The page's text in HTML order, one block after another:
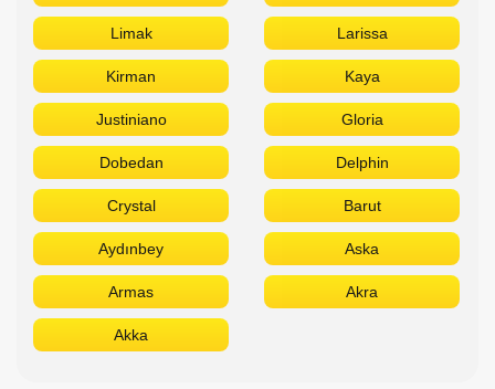
Limak Larissa
Kirman Kaya
Justiniano Gloria
Dobedan Delphin
Crystal Barut
Aydınbey Aska
Armas Akra
Akka